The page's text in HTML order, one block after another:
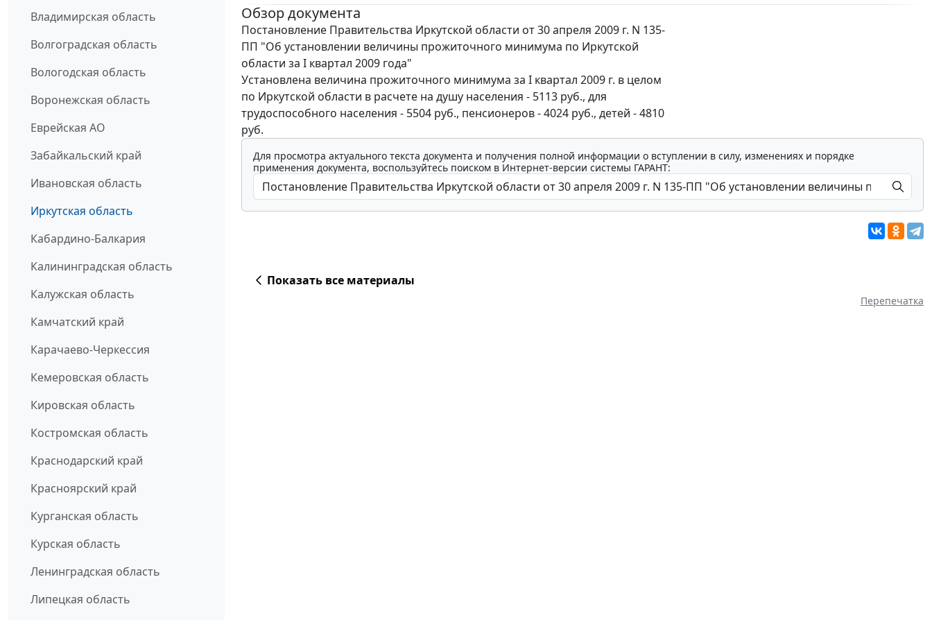
Владимирская область
Волгоградская область
Вологодская область
Воронежская область
Еврейская АО
Забайкальский край
Ивановская область
Иркутская область
Кабардино-Балкария
Калининградская область
Калужская область
Камчатский край
Карачаево-Черкессия
Кемеровская область
Кировская область
Костромская область
Краснодарский край
Красноярский край
Курганская область
Курская область
Ленинградская область
Липецкая область
Обзор документа
Постановление Правительства Иркутской области от 30 апреля 2009 г. N 135-
ПП "Об установлении величины прожиточного минимума по Иркутской
области за I квартал 2009 года"
Установлена величина прожиточного минимума за I квартал 2009 г. в целом
по Иркутской области в расчете на душу населения - 5113 руб., для
трудоспособного населения - 5504 руб., пенсионеров - 4024 руб., детей - 4810
руб.
Для просмотра актуального текста документа и получения полной информации о вступлении в силу, изменениях и порядке
применения документа, воспользуйтесь поиском в Интернет-версии системы ГАРАНТ:
Показать все материалы
Перепечатка